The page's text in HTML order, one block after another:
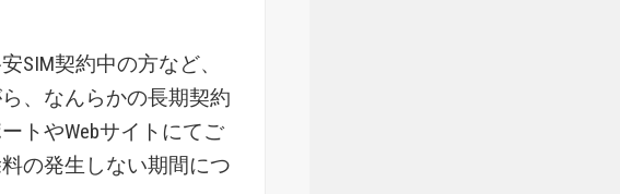
契約中の方など、
、なんらかの長期契約
トやWebサイトにてご
の発生しない期間につ